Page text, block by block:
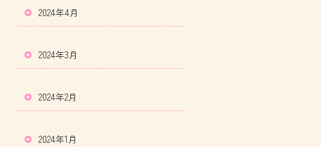
2024年4月
2024年3月
2024年2月
2024年1月